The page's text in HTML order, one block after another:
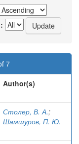
7
Author(s)
Столер, В. А.;
Шамшуров, П. Ю.